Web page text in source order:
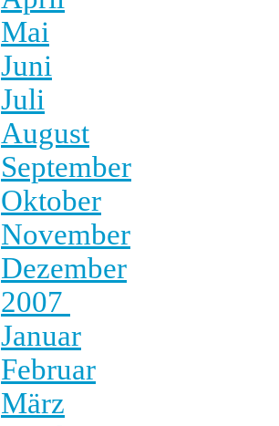
Mai
Juni
Juli
August
September
Oktober
November
Dezember
2007
Januar
Februar
März